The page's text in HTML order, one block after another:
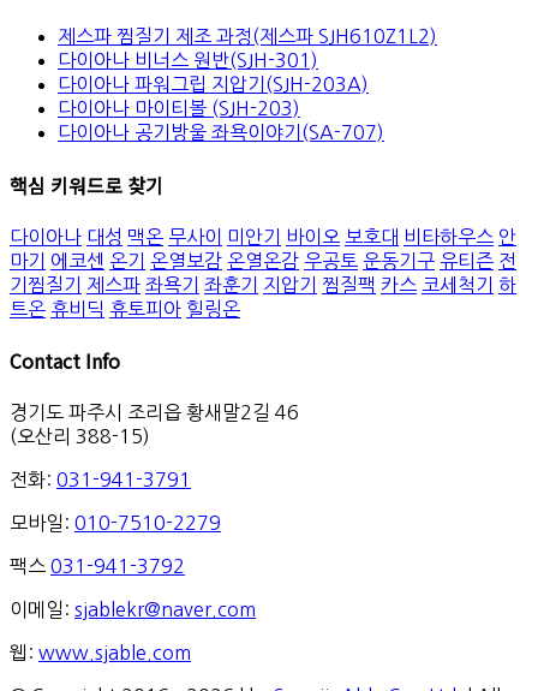
제스파 찜질기 제조 과정(제스파 SJH610Z1L2)
다이아나 비너스 원반(SJH-301)
다이아나 파워그립 지압기(SJH-203A)
다이아나 마이티볼 (SJH-203)
다이아나 공기방울 좌욕이야기(SA-707)
핵심 키워드로 찾기
다이아나 대성 맥온 무사이 미안기 바이오 보호대 비타하우스 안
마기
에코센 온기 온열보감 온열온감 우공토 운동기구 유티즌 전
기찜질기
제스파 좌욕기 좌훈기 지압기 찜질팩 카스 코세척기
하
트온 휴비딕 휴토피아 힐링온
Contact Info
경기도 파주시 조리읍 황새말2길 46
(오산리 388-15)
전화: 031-941-3791
모바일: 010-7510-2279
팩스 031-941-3792
이메일: sjablekr@naver.com
웹: www.sjable.com